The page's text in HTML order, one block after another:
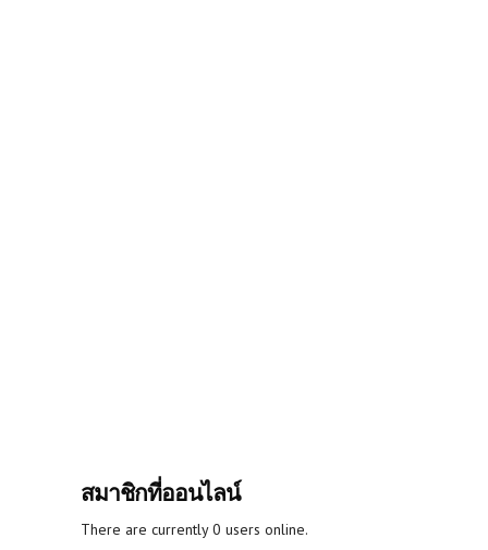
สมาชิกที่ออนไลน์
There are currently 0 users online.